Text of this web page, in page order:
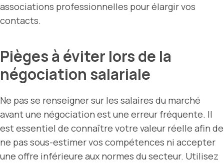
associations professionnelles pour élargir vos
contacts.
Pièges à éviter lors de la
négociation salariale
Ne pas se renseigner sur les salaires du marché
avant une négociation est une erreur fréquente. Il
est essentiel de connaître votre valeur réelle afin de
ne pas sous-estimer vos compétences ni accepter
une offre inférieure aux normes du secteur. Utilisez